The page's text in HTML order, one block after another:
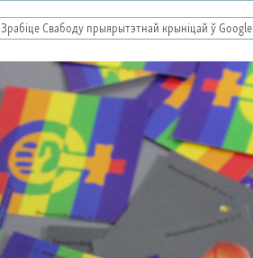
Зрабіце Свабоду прыярытэтнай крыніцай ў Google